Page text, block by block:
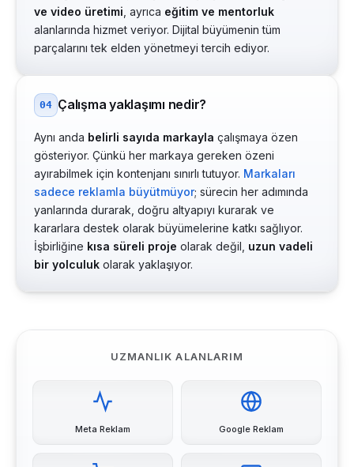
ve video üretimi , ayrıca eğitim ve mentorluk
alanlarında hizmet veriyor. Dijital büyümenin tüm
parçalarını tek elden yönetmeyi tercih ediyor.
04 Çalışma yaklaşımı nedir?
Aynı anda belirli sayıda markayla çalışmaya özen
gösteriyor. Çünkü her markaya gereken özeni
ayırabilmek için kontenjanı sınırlı tutuyor. Markaları
sadece reklamla büyütmüyor; sürecin her adımında
yanlarında durarak, doğru altyapıyı kurarak ve
kararlara destek olarak büyümelerine katkı sağlıyor.
İşbirliğine kısa süreli proje olarak değil, uzun vadeli
bir yolculuk olarak yaklaşıyor.
UZMANLIK ALANLARIM
Meta Reklam Google Reklam